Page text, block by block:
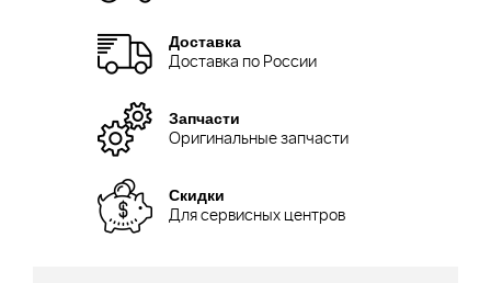
Доставка
Доставка по России
Запчасти
Оригинальные запчасти
Скидки
Для сервисных центров